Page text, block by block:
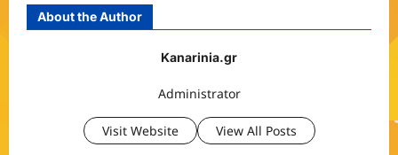
About the Author
Kanarinia.gr
Administrator
Visit Website View All Posts